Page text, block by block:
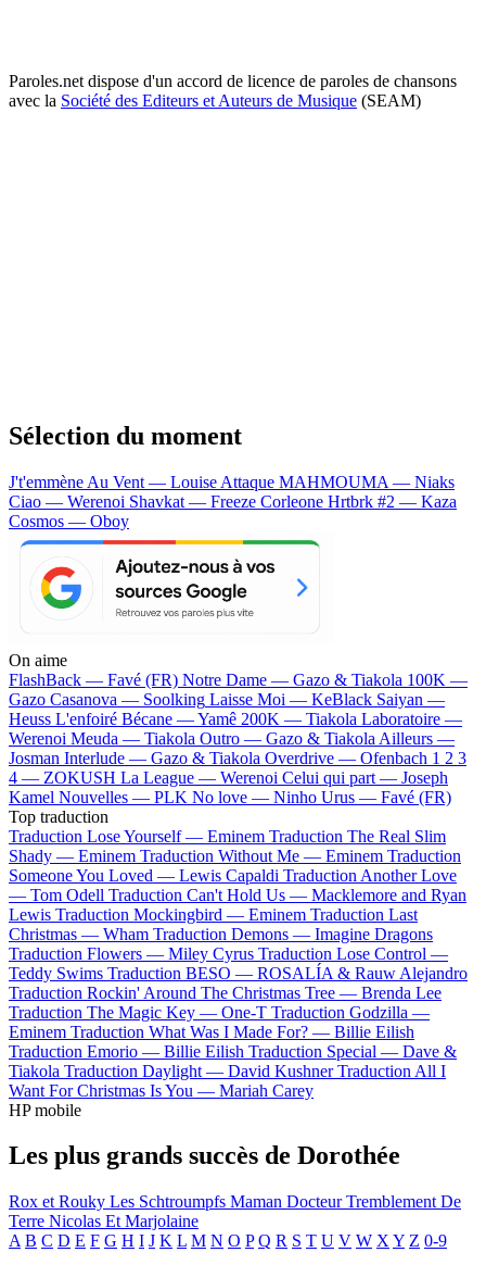
Paroles.net dispose d'un accord de licence de paroles de chansons
avec la Société des Editeurs et Auteurs de Musique (SEAM)
Sélection du moment
J't'emmène Au Vent — Louise Attaque MAHMOUMA — Niaks
Ciao — Werenoi Shavkat — Freeze Corleone Hrtbrk #2 — Kaza
Cosmos — Oboy
On aime
FlashBack — Favé (FR) Notre Dame — Gazo & Tiakola 100K —
Gazo Casanova — Soolking Laisse Moi — KeBlack Saiyan —
Heuss L'enfoiré Bécane —Yamê 200K — Tiakola Laboratoire —
Werenoi Meuda — Tiakola Outro — Gazo & Tiakola Ailleurs —
Josman Interlude — Gazo & Tiakola Overdrive — Ofenbach 1 2 3
4 — ZOKUSH La League — Werenoi Celui qui part — Joseph
Kamel Nouvelles — PLK No love — Ninho Urus — Favé (FR)
Top traduction
Traduction Lose Yourself — Eminem Traduction The Real Slim
Shady — Eminem Traduction Without Me — Eminem Traduction
Someone You Loved — Lewis Capaldi Traduction Another Love
— Tom Odell Traduction Can't Hold Us — Macklemore and Ryan
Lewis Traduction Mockingbird — Eminem Traduction Last
Christmas — Wham Traduction Demons — Imagine Dragons
Traduction Flowers — Miley Cyrus Traduction Lose Control —
Teddy Swims Traduction BESO — ROSALÍA & Rauw Alejandro
Traduction Rockin' Around The Christmas Tree — Brenda Lee
Traduction The Magic Key — One-T Traduction Godzilla —
Eminem Traduction What Was I Made For? — Billie Eilish
Traduction Emorio — Billie Eilish Traduction Special — Dave &
Tiakola Traduction Daylight — David Kushner Traduction All I
Want For Christmas Is You — Mariah Carey
HP mobile
Les plus grands succès de Dorothée
Rox et Rouky Les Schtroumpfs Maman DocteurTremblement De
Terre Nicolas Et Marjolaine
A B C D E F G H I J K L M N O P Q R S T U V W X Y Z 0-9